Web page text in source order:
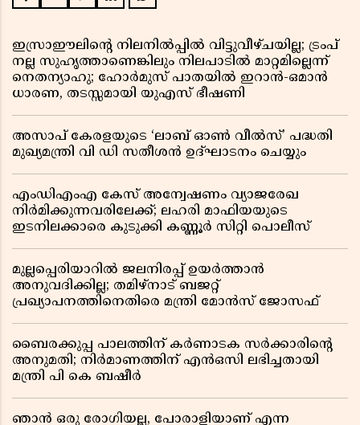
ഇസ്രാഈലിന്റെ നിലനിൽപ്പിൽ വിട്ടുവീഴ്ചയില്ല; ട്രംപ്
നല്ല സുഹൃത്താണെങ്കിലും നിലപാടിൽ മാറ്റമില്ലെന്ന്
നെതന്യാഹു; ഹോർമുസ് പാതയിൽ ഇറാൻ-ഒമാൻ
ധാരണ, തടസ്സമായി യുഎസ് ഭീഷണി
അസാപ് കേരളയുടെ ‘ലാബ് ഓൺ വീൽസ്’ പദ്ധതി
മുഖ്യമന്ത്രി വി ഡി സതീശൻ ഉദ്ഘാടനം ചെയ്യും
എംഡിഎംഎ കേസ് അന്വേഷണം വ്യാജരേഖ
നിർമിക്കുന്നവരിലേക്ക്; ലഹരി മാഫിയയുടെ
ഇടനിലക്കാരെ കുടുക്കി കണ്ണൂർ സിറ്റി പൊലീസ്
മുല്ലപ്പെരിയാറിൽ ജലനിരപ്പ് ഉയർത്താൻ
അനുവദിക്കില്ല; തമിഴ്നാട് ബജറ്റ്
പ്രഖ്യാപനത്തിനെതിരെ മന്ത്രി മോൻസ് ജോസഫ്
ബൈരക്കുപ്പ പാലത്തിന് കർണാടക സർക്കാരിൻ്റെ
അനുമതി; നിർമാണത്തിന് എൻഒസി ലഭിച്ചതായി
മന്ത്രി പി കെ ബഷീർ
ഞാൻ ഒരു രോഗിയല്ല, പോരാളിയാണ് എന്ന